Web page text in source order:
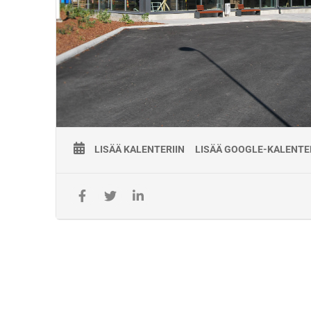
Pätevyyden ylläpito:
Turvalaiteasentajapätevyyden ylläpitämiseksi on
Turvalaiteasentajapätevyyden 12 oppitunnin kestoiseen
kertauskoulutukseen viimeistään pätevyyden päättymiseen
Jos kertauskoulutusta ei käydä määräajassa, katsotaan
vanhentuneeksi.
Paikka:
Ratatekninen Oppimiskeskus (ROK)
Hallituskatu 19, 45100 Kouvola
Varusteet:
Koulutuksen järjestäjä:
LISÄÄ KALENTERIIN LISÄÄ GOOGLE-